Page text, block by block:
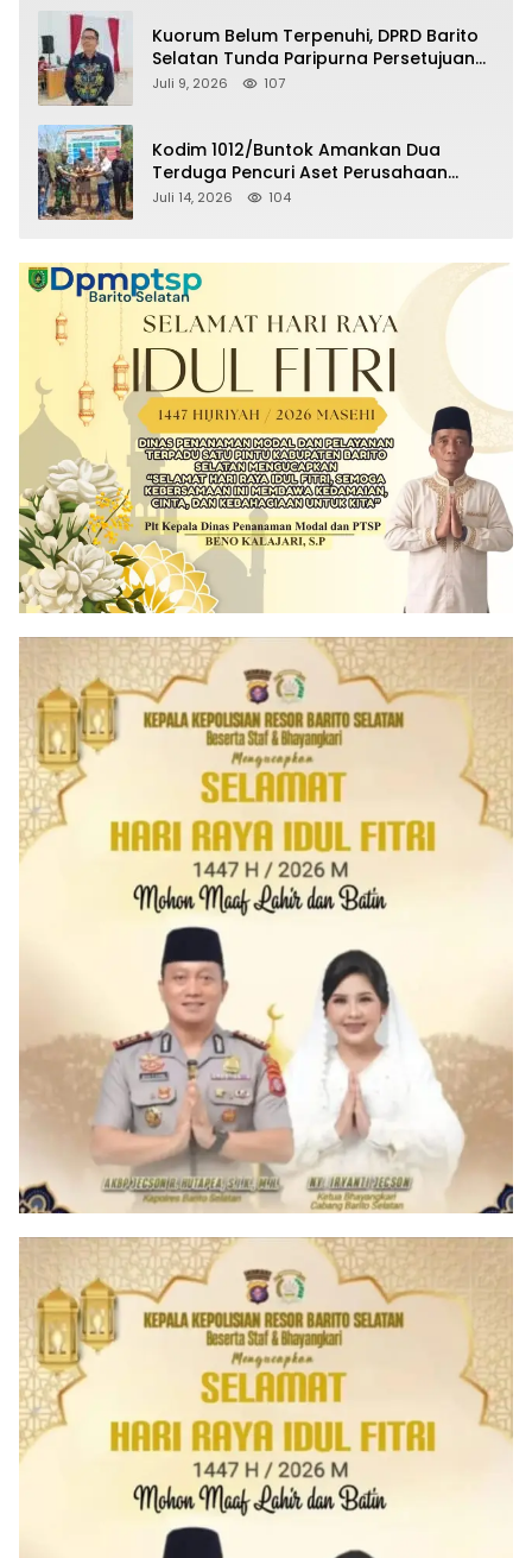
Kuorum Belum Terpenuhi, DPRD Barito
Selatan Tunda Paripurna Persetujuan
Raperda Pertanggungjawaban APBD
Juli 9, 2026 107
Kodim 1012/Buntok Amankan Dua
Terduga Pencuri Aset Perusahaan
Sitaan Satgas PKH, Satu Paket Diduga
Juli 14, 2026 104